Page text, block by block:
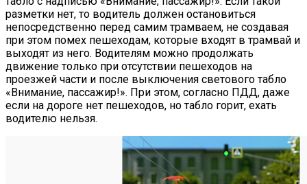
разметки нет, то водитель должен остановиться
непосредственно перед самим трамваем, не создавая
при этом помех пешеходам, которые входят в трамвай и
выходят из него. Водителям можно продолжать
движение только при отсутствии пешеходов на
проезжей части и после выключения светового табло
«Внимание, пассажир!». При этом, согласно ПДД, даже
если на дороге нет пешеходов, но табло горит, ехать
водителю нельзя.